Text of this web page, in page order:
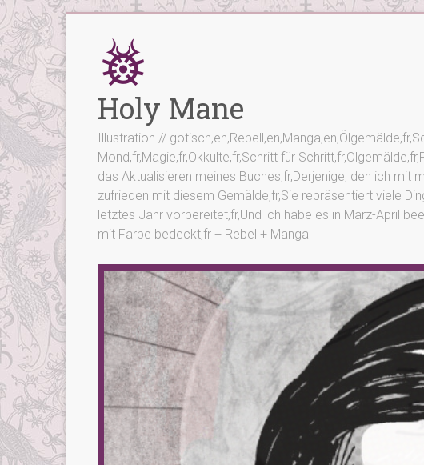
Zum
Inhalt
springen
Holy Mane
Illustration //
Mond,fr,Magie,fr,Okkulte,fr,Schritt für
das Aktualisieren meines Buches,fr,Derjenige, den ich mit
zufrieden mit diesem Gemälde,fr,Sie repräsentiert viele
letztes Jahr vorbereitet,fr,Und ich habe es in März-April
mit Farbe bedeckt,fr + Rebel + Manga